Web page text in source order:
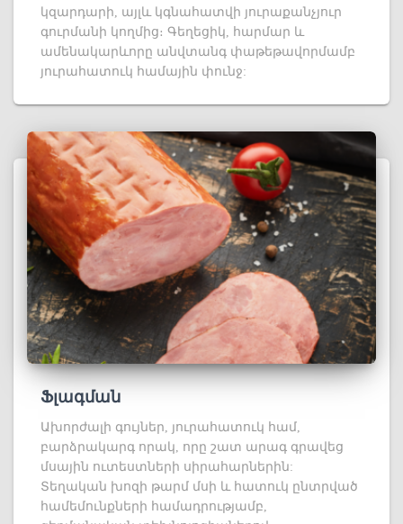
կզարդարի, այլև կգնահատվի յուրաքանչյուր
գուրմանի կողմից։ Գեղեցիկ, հարմար և
ամենակարևորը անվտանգ փաթեթավորմամբ
յուրահատուկ համային փունջ:
Ֆլագման
Ախորժալի գույներ, յուրահատուկ համ,
բարձրակարգ որակ, որը շատ արագ գրավեց
մսային ուտեստների սիրահարներին:
Տեղական խոզի թարմ մսի և հատուկ ընտրված
համեմունքների համադրությամբ,